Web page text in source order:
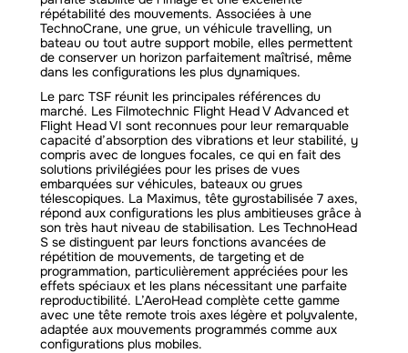
répétabilité des mouvements. Associées à une
TechnoCrane, une grue, un véhicule travelling, un
bateau ou tout autre support mobile, elles permettent
de conserver un horizon parfaitement maîtrisé, même
dans les configurations les plus dynamiques.
Le parc TSF réunit les principales références du
marché. Les Filmotechnic Flight Head V Advanced et
Flight Head VI sont reconnues pour leur remarquable
capacité d’absorption des vibrations et leur stabilité, y
compris avec de longues focales, ce qui en fait des
solutions privilégiées pour les prises de vues
embarquées sur véhicules, bateaux ou grues
télescopiques. La Maximus, tête gyrostabilisée 7 axes,
répond aux configurations les plus ambitieuses grâce à
son très haut niveau de stabilisation. Les TechnoHead
S se distinguent par leurs fonctions avancées de
répétition de mouvements, de targeting et de
programmation, particulièrement appréciées pour les
effets spéciaux et les plans nécessitant une parfaite
reproductibilité. L’AeroHead complète cette gamme
avec une tête remote trois axes légère et polyvalente,
adaptée aux mouvements programmés comme aux
configurations plus mobiles.